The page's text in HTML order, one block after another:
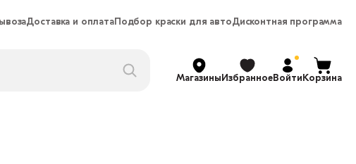
Доставка и оплатаПодбор краски для автоДисконтная программа
МагазиныИзбранноеВойтиКорзина